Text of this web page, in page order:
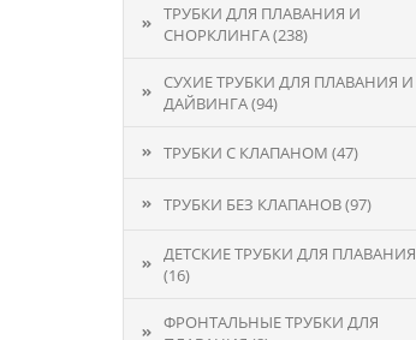
ТРУБКИ ДЛЯ ПЛАВАНИЯ И
СНОРКЛИНГА (238)
СУХИЕ ТРУБКИ ДЛЯ ПЛАВАНИЯ И
ДАЙВИНГА (94)
ТРУБКИ С КЛАПАНОМ (47)
ТРУБКИ БЕЗ КЛАПАНОВ (97)
ДЕТСКИЕ ТРУБКИ ДЛЯ ПЛАВАНИЯ
(16)
ФРОНТАЛЬНЫЕ ТРУБКИ ДЛЯ